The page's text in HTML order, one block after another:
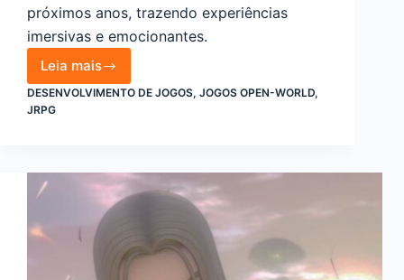
próximos anos, trazendo experiências
imersivas e emocionantes.
Leia mais
Os
melhores
RPGs
que
chegarão
2026
DESENVOLVIMENTO DE JOGOS, JOGOS OPEN-WORLD,
JRPG